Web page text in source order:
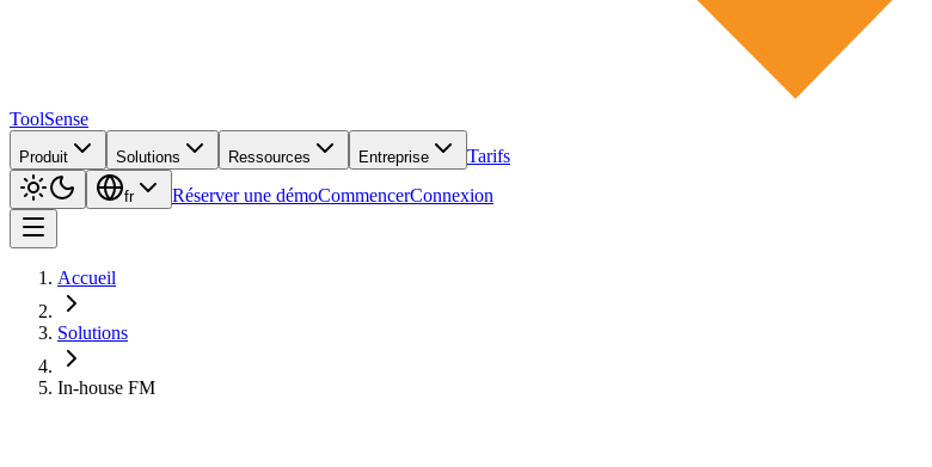
ToolSense
Produit Solutions Ressources Entreprise Tarifs
fr Réserver une démoCommencerConnexion
Accueil
Solutions
In-house FM